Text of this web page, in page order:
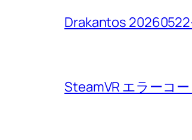
Drakantos
SteamVR エラーコ